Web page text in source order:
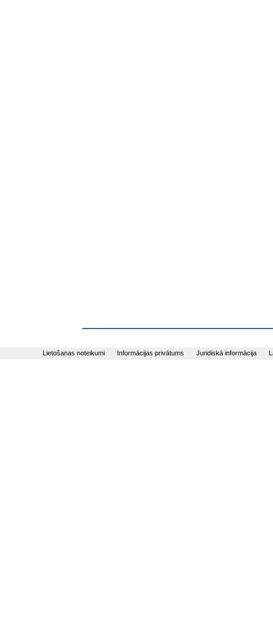
Lietošanas noteikumi Informācijas privātums Juridiskā informācija